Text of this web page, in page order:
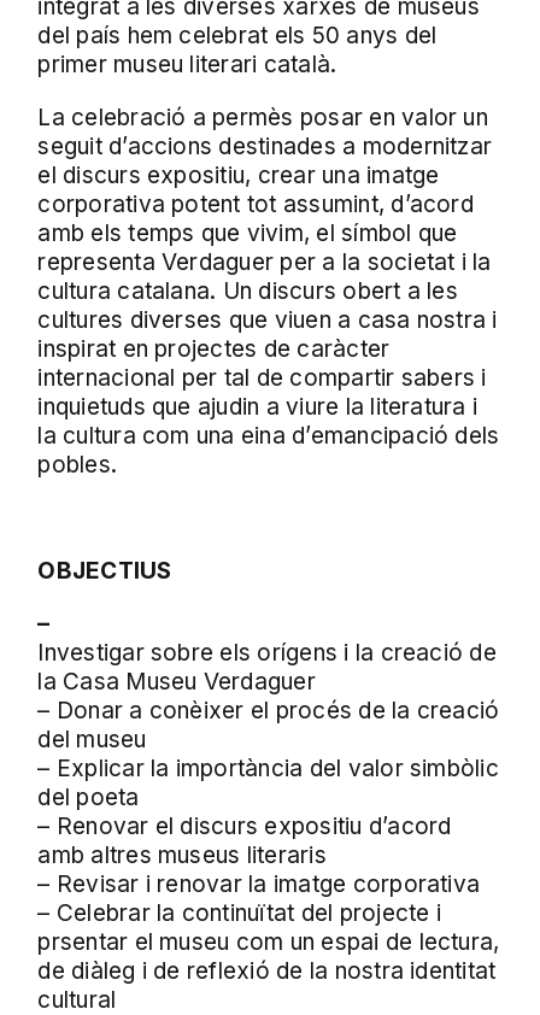
integrat a les diverses xarxes de museus
del país hem celebrat els 50 anys del
primer museu literari català.
La celebració a permès posar en valor un
seguit d’accions destinades a modernitzar
el discurs expositiu, crear una imatge
corporativa potent tot assumint, d’acord
amb els temps que vivim, el símbol que
representa Verdaguer per a la societat i la
cultura catalana. Un discurs obert a les
cultures diverses que viuen a casa nostra i
inspirat en projectes de caràcter
internacional per tal de compartir sabers i
inquietuds que ajudin a viure la literatura i
la cultura com una eina d’emancipació dels
pobles.
OBJECTIUS
–
Investigar sobre els orígens i la creació de
la Casa Museu Verdaguer
– Donar a conèixer el procés de la creació
del museu
– Explicar la importància del valor simbòlic
del poeta
– Renovar el discurs expositiu d’acord
amb altres museus literaris
– Revisar i renovar la imatge corporativa
– Celebrar la continuïtat del projecte i
prsentar el museu com un espai de lectura,
de diàleg i de reflexió de la nostra identitat
cultural